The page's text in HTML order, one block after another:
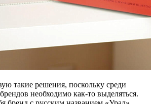
такие решения, поскольку среди
необходимо как-то выделяться.